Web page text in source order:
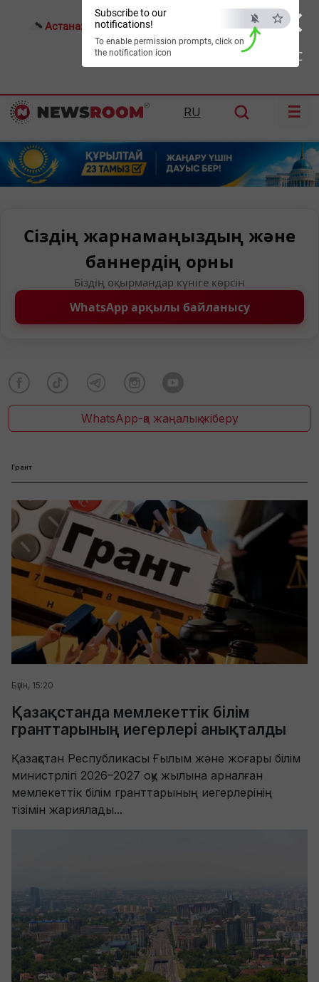
×
ESC
Subscribe to our
notifications!
To enable permission prompts, click on
the notification icon
Астана: 20°C Алматы: Шымкент:32°C
RU ☰
Сіздің жарнамаңыздың және
баннердің орны
Біздің оқырмандар күніге көрсін
WhatsApp арқылы байланысу
WhatsApp-қа жаңалық жіберу
Грант
Бүгін, 15:20
Қазақстанда мемлекеттік білім
гранттарының иегерлері анықталды
Қазақстан Республикасы Ғылым және жоғары білім
министрлігі 2026–2027 оқу жылына арналған
мемлекеттік білім гранттарының иегерлерінің
тізімін жариялады...